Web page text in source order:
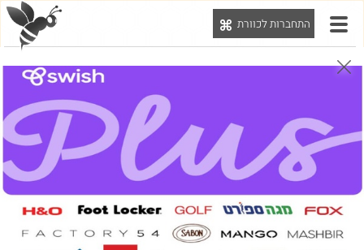
התחברות לכוורת
הבהרה: בי.דילז הינה פלטפורמה חברתית פתוחה והתכנים המתפרסמים בה הינם מטעם הגולשים.
הדילים החמים
עדכונים מהרשת חדש בכוורת